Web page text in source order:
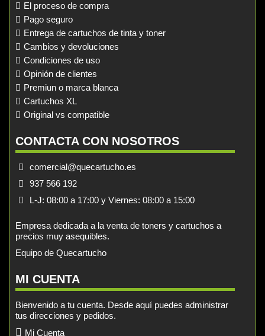
El proceso de compra
Pago seguro
Entrega de cartuchos de tinta y toner
Cambios y devoluciones
Condiciones de uso
Opinión de clientes
Premiun o marca blanca
Cartuchos XL
Original vs compatible
CONTACTA CON NOSOTROS
comercial@quecartucho.es
937 566 192
L-J: 08:00 a 17:00 y Viernes: 08:00 a 15:00
Empresa dedicada a la venta de toners y cartuchos a
precios muy asequibles.
Equipo de Quecartucho
MI CUENTA
Bienvenido a tu cuenta. Desde aquí puedes administrar
tus direcciones y pedidos.
Mi Cuenta